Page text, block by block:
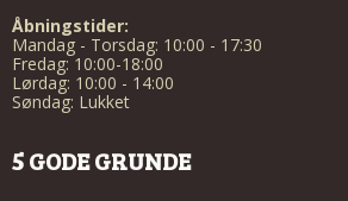
Åbningstider:
Mandag - Torsdag: 10:00 - 17:30
Fredag: 10:00-18:00
Lørdag: 10:00 - 14:00
Søndag: Lukket
5 GODE GRUNDE